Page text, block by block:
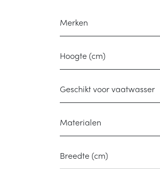
Merken
Hoogte (cm)
Geschikt voor vaatwasser
Materialen
Breedte (cm)